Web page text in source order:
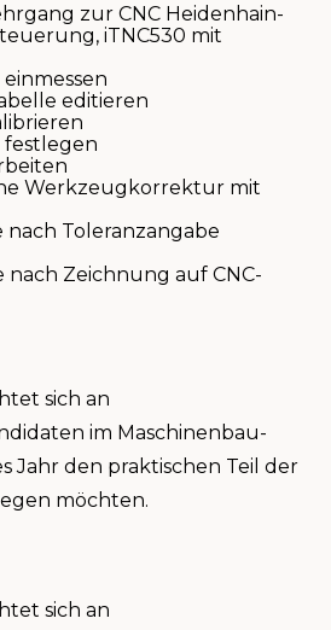
zur CNC Heidenhain-
iTNC530 mit
editieren
Werkzeugkorrektur mit
Toleranzangabe
nach Zeichnung auf CNC-
sich an
im Maschinenbau-
Jahr den praktischen Teil der
möchten.
sich an